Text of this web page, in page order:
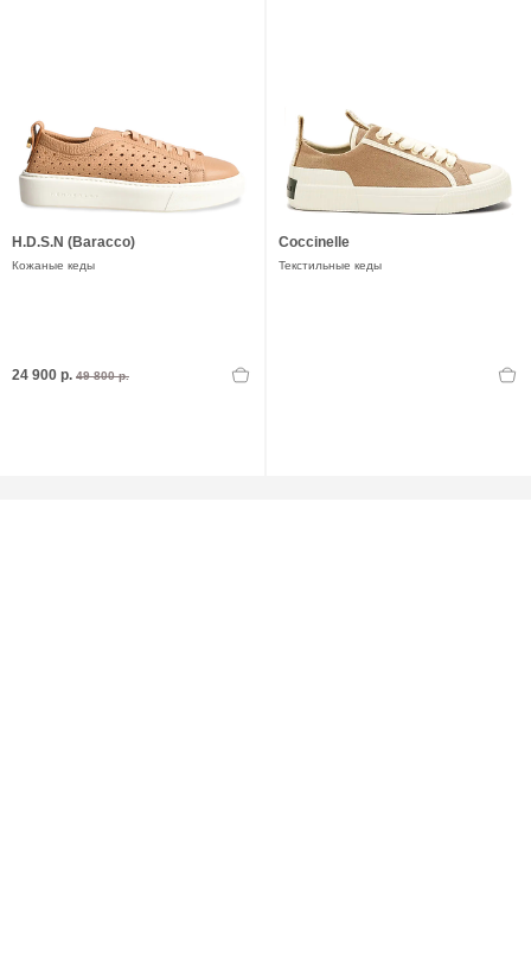
H.D.S.N (Baracco)
Кожаные кеды
24 900 р. 49 800 р.
Coccinelle
Текстильные кеды